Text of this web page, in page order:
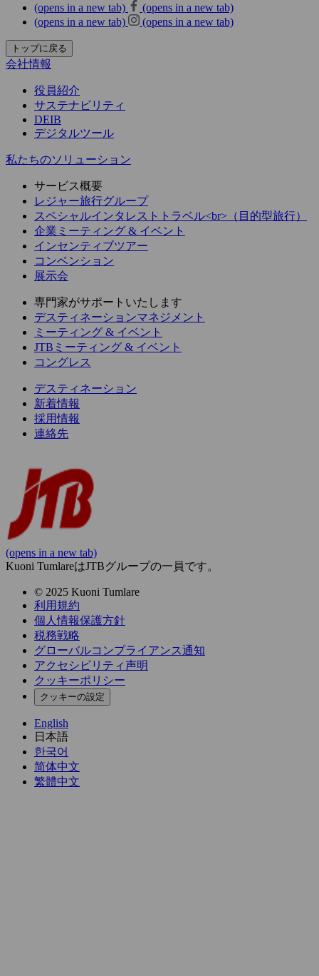
(opens in a new tab)
(opens in a new tab)
(opens in a new tab)
(opens in a new tab)
トップに戻る
会社情報
役員紹介
サステナビリティ
DEIB
デジタルツール
私たちのソリューション
サービス概要
レジャー旅行グループ
スペシャルインタレストトラベル<br>（目的型旅行）
企業ミーティング & イベント
インセンティブツアー
コンベンション
展示会
専門家がサポートいたします
デスティネーションマネジメント
ミーティング & イベント
JTBミーティング & イベント
コングレス
デスティネーション
新着情報
採用情報
連絡先
(opens in a new tab)
Kuoni TumlareはJTBグループの一員です。
© 2025 Kuoni Tumlare
利用規約
個人情報保護方針
税務戦略
グローバルコンプライアンス通知
アクセシビリティ声明
クッキーポリシー
クッキーの設定
English
日本語
한국어
简体中文
繁體中文